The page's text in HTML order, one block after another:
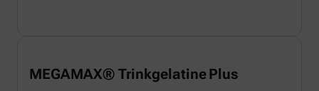
MEGAMAX® Trinkgelatine Plus